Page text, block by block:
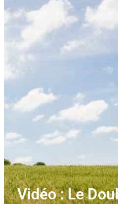
Vidéo : Le